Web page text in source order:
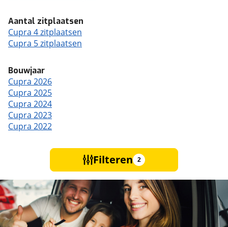
Aantal zitplaatsen
Cupra 4 zitplaatsen
Cupra 5 zitplaatsen
Bouwjaar
Cupra 2026
Cupra 2025
Cupra 2024
Cupra 2023
Cupra 2022
Filteren 2